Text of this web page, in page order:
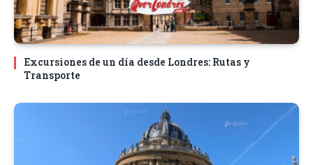
Excursiones de un día desde Londres: Rutas y
Transporte